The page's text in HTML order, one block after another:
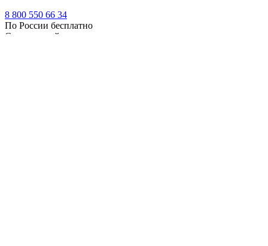
8 800 550 66 34
По России бесплатно
Создание сайта